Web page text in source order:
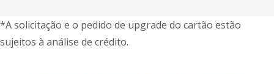
*A solicitação e o pedido de upgrade do cartão estão
sujeitos à análise de crédito.